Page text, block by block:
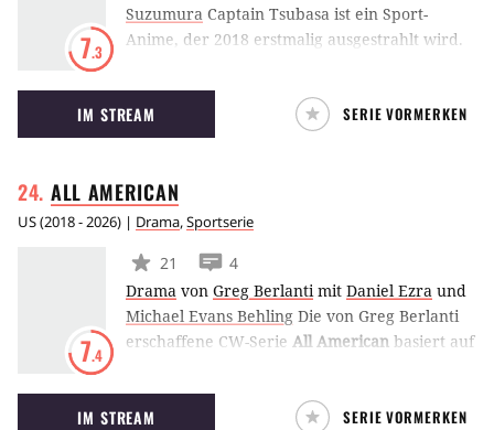
7.3
Suzumura Captain Tsubasa ist ein Sport-
Anime, der 2018 erstmalig ausgestrahlt wird.
Takahashi, dessen erste Adaption 1983
erfolgte und die in Deutschland unter dem
Titel Die tollen Fußballstars veröffentlicht
Captain Tsubasa den Manga vom ersten
Kapitel an umsetzen.
IM STREAM SERIE VORMERKEN
ALL AMERICAN
US(2018 - 2026) | Drama,Sportserie
7.4
21
4
Drama von Greg Berlantimit Daniel Ezra und
Michael Evans Behling Die von Greg Berlanti
erschaffene CW-Serie All American basiert auf
Spencer Paysinger, der von South Central Los
Angeles zu Beverly Hills High wechselte,
IM STREAM SERIE VORMERKEN